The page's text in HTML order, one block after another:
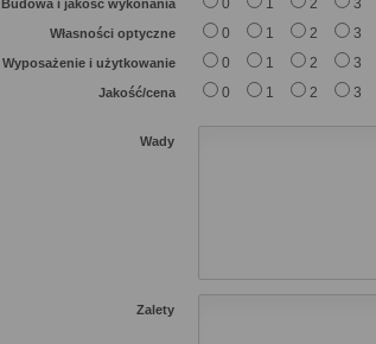
Budowa i jakość wykonania 0 1 2 3
Własności optyczne 0 1 2 3
Wyposażenie i użytkowanie 0 1 2 3
Jakość/cena 0 1 2 3
Wady
Zalety